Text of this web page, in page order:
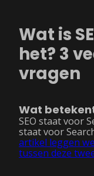
Wat is
het? 3
vragen
Wat betekent
SEO staat voor
staat voor
artikel leggen
tussen deze